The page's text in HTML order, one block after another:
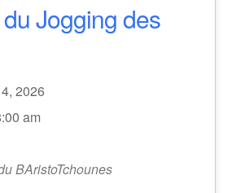
Jogging des
2026
am
BAristoTchounes